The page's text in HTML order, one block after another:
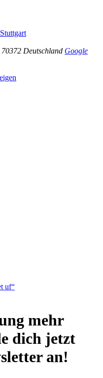
70372 Deutschland Google
uf“
mehr
dich jetzt
an!